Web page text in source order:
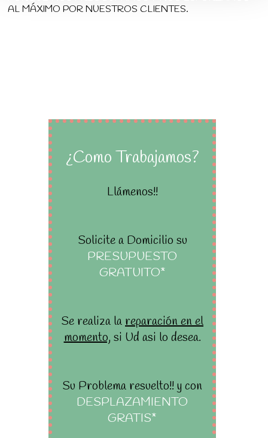
AL MÁXIMO POR NUESTROS CLIENTES.
¿Como Trabajamos?
Llámenos!!
Solicite a Domicilio su
PRESUPUESTO
GRATUITO*
Se realiza lareparación en el
momento, si Ud asi lo desea.
Su Problema resuelto!! y con
DESPLAZAMIENTO
GRATIS*